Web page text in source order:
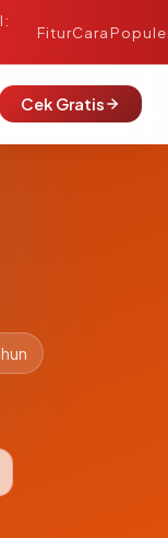
FiturCara
Cek Gratis